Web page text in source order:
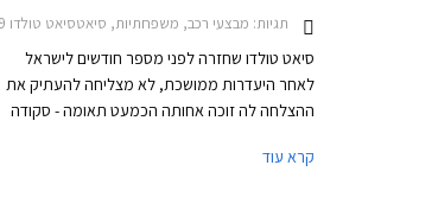
תגיות: מבצעי רכב, משפחתיות, סיאטסיאט טולדו 2013-2019
סיאט טולדו שחזרה לפני מספר חודשים לישראל
לאחר היעדרות ממושכת, לא מצליחה להעתיק את
ההצלחה לה זוכה אחותה הכמעט תאומה - סקודה
מוטורס, יבואנית שני המותגים, יצאה במבצע על
קרא עוד